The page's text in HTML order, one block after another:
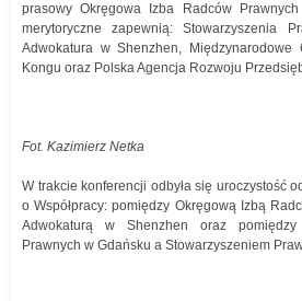
prasowy Okręgowa Izba Radców
merytoryczne zapewnią: Stowarzyszenia
Adwokatura w Shenzhen, Międzynarodowe
Kongu oraz Polska Agencja Rozwoju
Fot. Kazimierz Netka
W trakcie konferencji odbyła się uroczystość
o Współpracy: pomiędzy Okręgową Izbą
Adwokaturą w Shenzhen oraz
Prawnych w Gdańsku a Stowarzyszeniem